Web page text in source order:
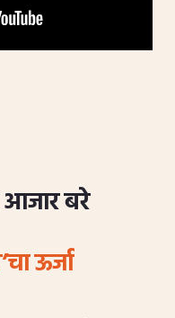
आजार बरे
ऊर्जा